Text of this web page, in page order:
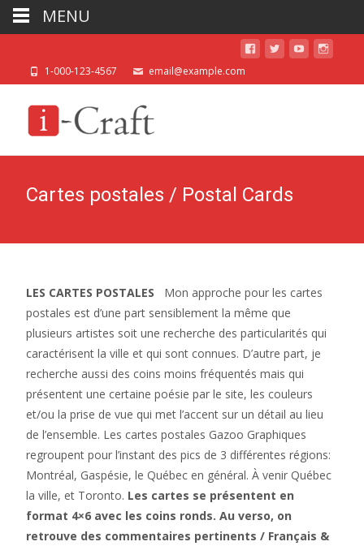
1-000-123-4567 email@example.com
Cartes postales / Postal Cards
LES CARTES POSTALES Mon approche pour les cartes
postales est d’une part sensiblement la même que
plusieurs artistes soit une recherche des particularités qui
caractérisent la ville et qui sont connues. D’autre part, je
recherche aussi des coins moins fréquentés mais qui
présentent une certaine poésie par le site, les couleurs
et/ou la prise de vue qui met l’accent sur un détail au lieu
de l’ensemble. Les cartes postales Gazoo Graphiques
regroupent pour l’instant des pics de 3 différentes régions:
Montréal, Gaspésie, le Québec en général. À venir Québec
la ville, et Toronto. Les cartes se présentent en
format 4×6 avec les coins ronds. Au verso, on
retrouve des commentaires pertinents / Français &
MENU